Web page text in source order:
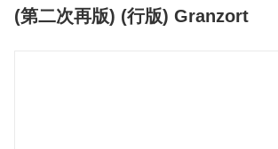
(第二次再版) (行版) Granzort